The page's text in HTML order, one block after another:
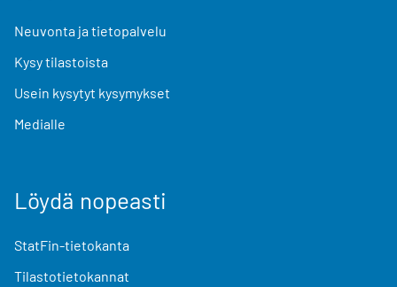
Neuvonta ja tietopalvelu
Kysy tilastoista
Usein kysytyt kysymykset
Medialle
Löydä nopeasti
StatFin-tietokanta
Tilastotietokannat